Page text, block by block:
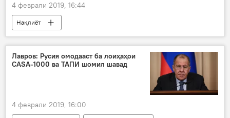
4 феврали 2019, 16:44
Нақлиёт
Лавров: Русия омодааст ба лоиҳаҳои
CASA-1000 ва ТАПИ шомил шавад
4 феврали 2019, 16:00